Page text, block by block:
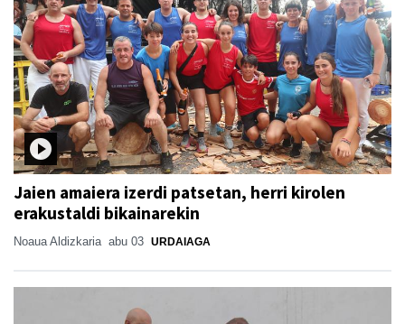
Jaien amaiera izerdi patsetan, herri kirolen
erakustaldi bikainarekin
Noaua Aldizkaria abu 03 URDAIAGA